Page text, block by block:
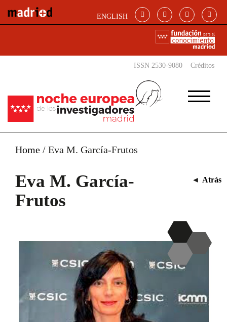
ENGLISH
ISSN 2530-9080 Créditos
Home / Eva M. García-Frutos
Eva M. García-
Frutos
◄ Atrás